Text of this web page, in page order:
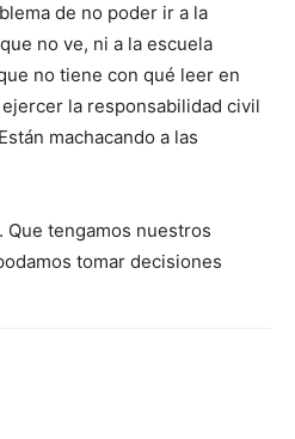
de no poder ir a la
no ve, ni a la escuela
no tiene con qué leer en
la responsabilidad civil
machacando a las
Que tengamos nuestros
tomar decisiones